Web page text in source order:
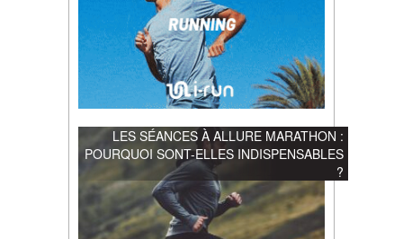
LES SÉANCES À ALLURE MARATHON :
POURQUOI SONT-ELLES INDISPENSABLES
?